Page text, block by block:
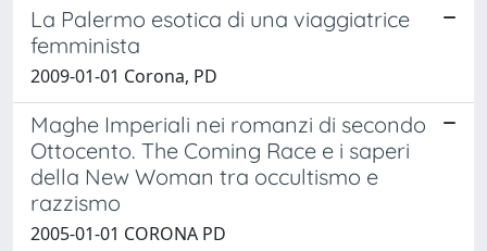
La Palermo esotica di una viaggiatrice
femminista
2009-01-01 Corona, PD
Maghe Imperiali nei romanzi di secondo
Ottocento. The Coming Race e i saperi
della New Woman tra occultismo e
razzismo
2005-01-01 CORONA PD